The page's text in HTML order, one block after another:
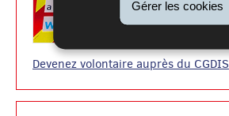
Gérer les cookies
Devenez volontaire auprès du CGDIS